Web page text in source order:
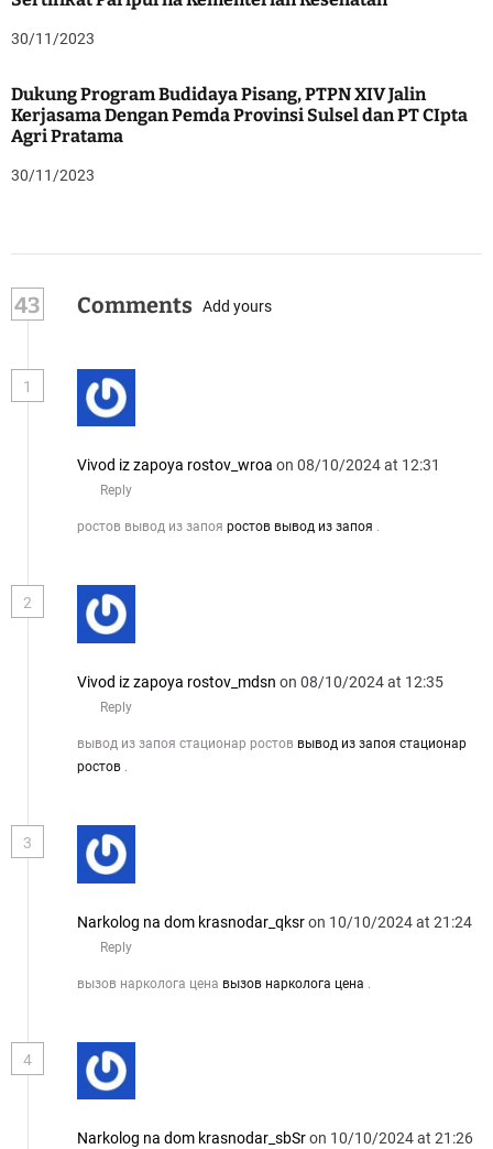
30/11/2023
Dukung Program Budidaya Pisang, PTPN XIV Jalin
Kerjasama Dengan Pemda Provinsi Sulsel dan PT CIpta
Agri Pratama
30/11/2023
43 Comments Add yours
1
Vivod iz zapoya rostov_wroa on 08/10/2024 at 12:31
Reply
ростов вывод из запоя ростов вывод из запоя .
2
Vivod iz zapoya rostov_mdsn on 08/10/2024 at 12:35
Reply
вывод из запоя стационар ростов вывод из запоя стационар
ростов .
3
Narkolog na dom krasnodar_qksron 10/10/2024 at 21:24
Reply
вызов нарколога цена вызов нарколога цена .
4
Narkolog na dom krasnodar_sbSron 10/10/2024 at 21:26